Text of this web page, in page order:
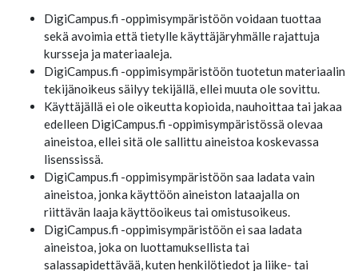
DigiCampus.fi -oppimisympäristöön voidaan tuottaa
sekä avoimia että tietylle käyttäjäryhmälle rajattuja
kursseja ja materiaaleja.
DigiCampus.fi -oppimisympäristöön tuotetun materiaalin
tekijänoikeus säilyy tekijällä, ellei muuta ole sovittu.
Käyttäjällä ei ole oikeutta kopioida, nauhoittaa tai jakaa
edelleen DigiCampus.fi -oppimisympäristössä olevaa
aineistoa, ellei sitä ole sallittu aineistoa koskevassa
lisenssissä.
DigiCampus.fi -oppimisympäristöön saa ladata vain
aineistoa, jonka käyttöön aineiston lataajalla on
riittävän laaja käyttöoikeus tai omistusoikeus.
DigiCampus.fi -oppimisympäristöön ei saa ladata
aineistoa, joka on luottamuksellista tai
salassapidettävää, kuten henkilötiedot ja liike- tai